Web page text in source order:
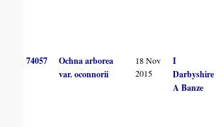
74057
Ochna arborea
var. oconnorii
18 Nov
2015
I
Darbyshire
A Banze